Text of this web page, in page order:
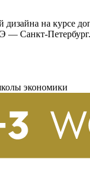
дизайна на курсе
Петербург.
экономики